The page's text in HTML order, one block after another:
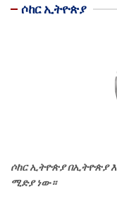
ሶከር ኢትዮጵያ
ሶከር ኢትዮጵያ በኢትዮጵያ
ሚድያ ነው።